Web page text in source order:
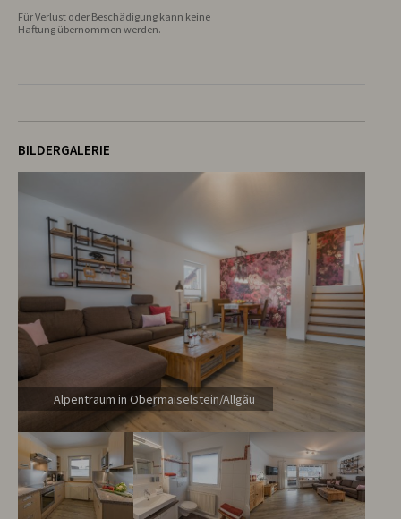
Für Verlust oder Beschädigung kann keine
Haftung übernommen werden.
BILDERGALERIE
Alpentraum in Obermaiselstein/Allgäu